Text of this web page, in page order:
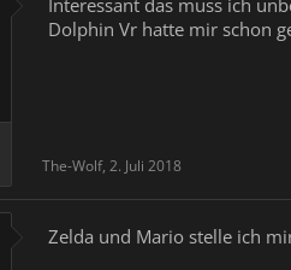
Interessant das muss ich
Dolphin Vr hatte mir schon
The-Wolf, 2. Juli 2018
Zelda und Mario stelle ich